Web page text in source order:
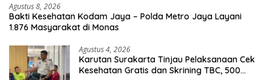
Agustus 8, 2026
Bakti Kesehatan Kodam Jaya – Polda Metro Jaya Layani
1.876 Masyarakat di Monas
Agustus 4, 2026
Karutan Surakarta Tinjau Pelaksanaan Cek
Kesehatan Gratis dan Skrining TBC, 500